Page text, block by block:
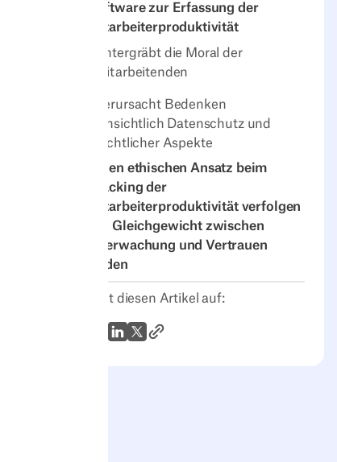
Software zur Erfassung der
Mitarbeiterproduktivität
Untergräbt die Moral der
Mitarbeitenden
Verursacht Bedenken
hinsichtlich Datenschutz und
rechtlicher Aspekte
Einen ethischen Ansatz beim
Tracking der
Mitarbeiterproduktivität verfolgen
Ein Gleichgewicht zwischen
Überwachung und Vertrauen
finden
Teilt diesen Artikel auf:
WhatsApp
LinkedIn
X (Twitter)
Link zum Artikel